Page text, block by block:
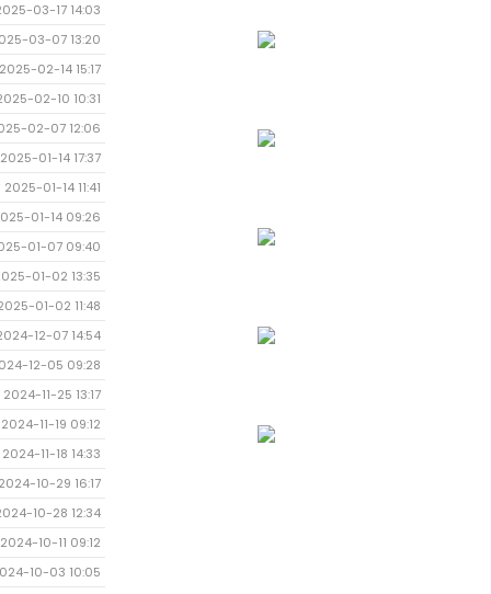
03-17 14:03
03-07 13:20
2025-02-14 15:17
02-10 10:31
02-07 12:06
2025-01-14 17:37
2025-01-14 11:41
01-14 09:26
01-07 09:40
01-02 13:35
01-02 11:48
12-07 14:54
12-05 09:28
2024-11-25 13:17
2024-11-19 09:12
2024-11-18 14:33
2024-10-29 16:17
10-28 12:34
2024-10-11 09:12
10-03 10:05